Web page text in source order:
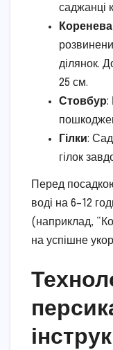
саджанці
ділянок.
25 см.
Стовбур:
Гілки:
гілок
Перед
воді на 6–12
(наприклад,
на успішне